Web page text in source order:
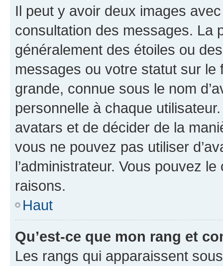
Il peut y avoir deux images
consultation des messages. La
généralement des étoiles ou
messages ou votre statut sur
grande, connue sous le nom
personnelle à chaque utilisateur.
avatars et de décider de la
vous ne pouvez pas utiliser
l’administrateur. Vous pouvez
raisons.
Haut
Qu’est-ce que mon rang et
Les rangs qui apparaissent